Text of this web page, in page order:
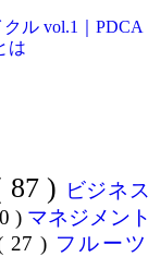
ル vol.1｜PDCA
は
87 ) ビジネス
) マネジメント
27 ) フルーツ